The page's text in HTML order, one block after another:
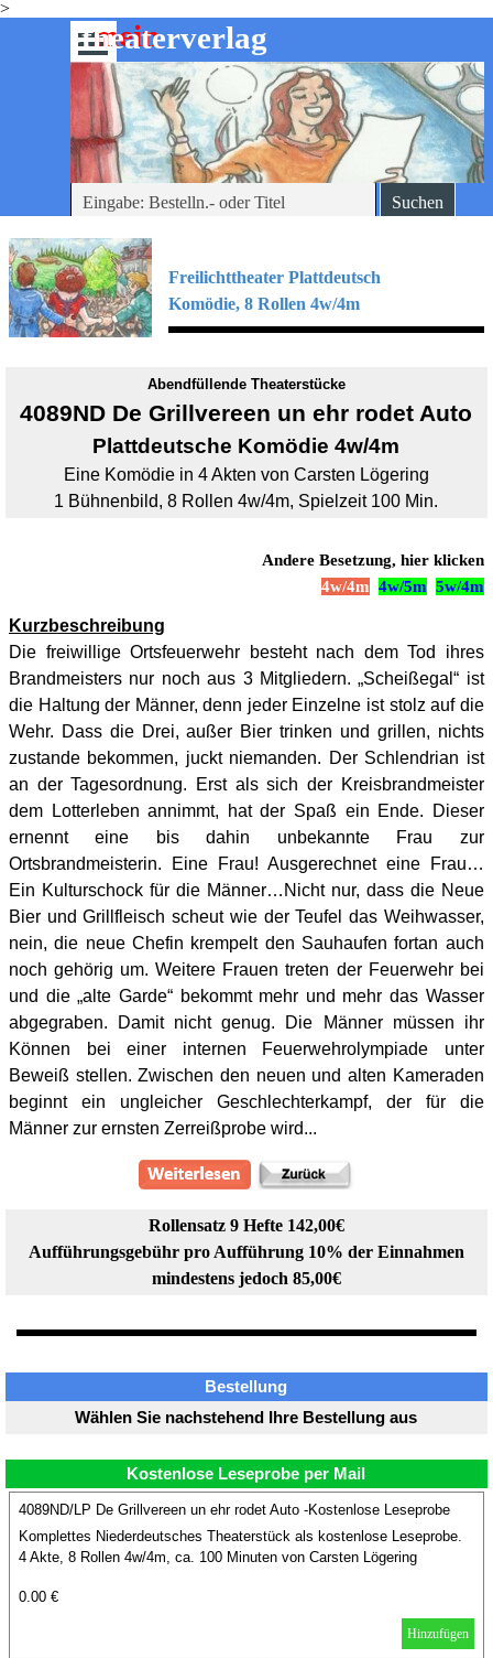
>
Direkt zum Seiteninhalt
-theaterverlag
mein
Menü überspringen
Suchen
Freilichttheater Plattdeutsch
Komödie, 8 Rollen 4w/4m
Abendfüllende Theaterstücke
4089ND De Grillvereen un ehr rodet Auto
Plattdeutsche Komödie 4w/4m
Eine Komödie in 4 Akten von Carsten Lögering
1 Bühnenbild, 8 Rollen 4w/4m, Spielzeit 100 Min.
Andere Besetzung, hier klicken
4w/4m 4w/5m 5w/4m
Kurzbeschreibung
Die freiwillige Ortsfeuerwehr besteht nach dem Tod ihres
Brandmeisters nur noch aus 3 Mitgliedern. „Scheißegal“ ist
die Haltung der Männer, denn jeder Einzelne ist stolz auf die
Wehr. Dass die Drei, außer Bier trinken und grillen, nichts
zustande bekommen, juckt niemanden. Der Schlendrian ist
an der Tagesordnung. Erst als sich der Kreisbrandmeister
dem Lotterleben annimmt, hat der Spaß ein Ende. Dieser
ernennt eine bis dahin unbekannte Frau zur
Ortsbrandmeisterin. Eine Frau! Ausgerechnet eine Frau…
Ein Kulturschock für die Männer…Nicht nur, dass die Neue
Bier und Grillfleisch scheut wie der Teufel das Weihwasser,
nein, die neue Chefin krempelt den Sauhaufen fortan auch
noch gehörig um. Weitere Frauen treten der Feuerwehr bei
und die „alte Garde“ bekommt mehr und mehr das Wasser
abgegraben. Damit nicht genug. Die Männer müssen ihr
Können bei einer internen Feuerwehrolympiade unter
Beweiß stellen. Zwischen den neuen und alten Kameraden
beginnt ein ungleicher Geschlechterkampf, der für die
Männer zur ernsten Zerreißprobe wird...
Rollensatz 9 Hefte 142,00€
Aufführungsgebühr pro Aufführung 10% der Einnahmen
mindestens jedoch 85,00€
Bestellung
Wählen Sie nachstehend Ihre Bestellung aus
Kostenlose Leseprobe per Mail
4089ND/LP De Grillvereen un ehr rodet Auto -Kostenlose Leseprobe
Komplettes Niederdeutsches Theaterstück als kostenlose Leseprobe.
4 Akte, 8 Rollen 4w/4m, ca. 100 Minuten von Carsten Lögering
0.00 €
Hinzufügen